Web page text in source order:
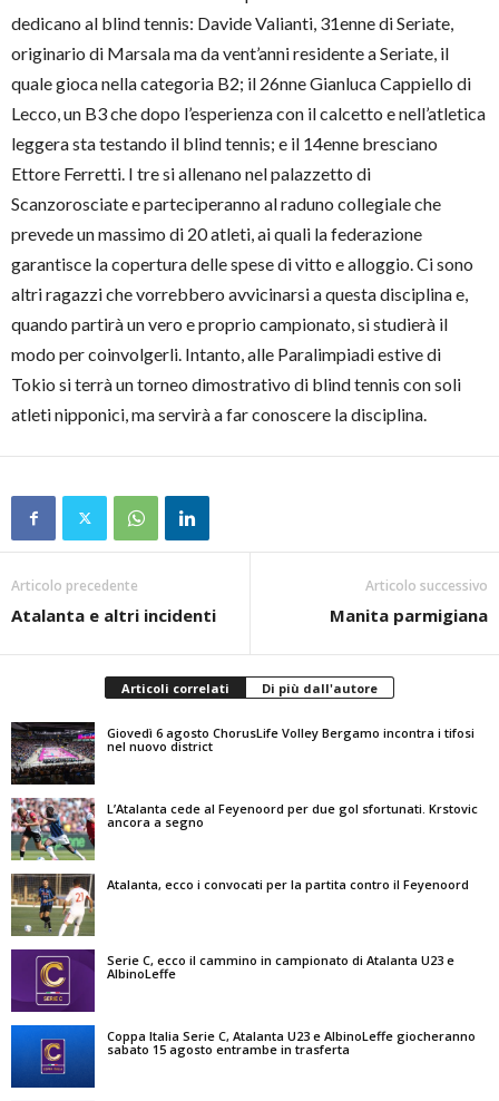
dedicano al blind tennis: Davide Valianti, 31enne di Seriate,
originario di Marsala ma da vent’anni residente a Seriate, il
quale gioca nella categoria B2; il 26nne Gianluca Cappiello di
Lecco, un B3 che dopo l’esperienza con il calcetto e nell’atletica
leggera sta testando il blind tennis; e il 14enne bresciano
Ettore Ferretti. I tre si allenano nel palazzetto di
Scanzorosciate e parteciperanno al raduno collegiale che
prevede un massimo di 20 atleti, ai quali la federazione
garantisce la copertura delle spese di vitto e alloggio. Ci sono
altri ragazzi che vorrebbero avvicinarsi a questa disciplina e,
quando partirà un vero e proprio campionato, si studierà il
modo per coinvolgerli. Intanto, alle Paralimpiadi estive di
Tokio si terrà un torneo dimostrativo di blind tennis con soli
atleti nipponici, ma servirà a far conoscere la disciplina.
Articolo precedente
Atalanta e altri incidenti
Articolo successivo
Manita parmigiana
Articoli correlati Di più dall'autore
Giovedì 6 agosto ChorusLife Volley Bergamo incontra i tifosi
nel nuovo district
L’Atalanta cede al Feyenoord per due gol sfortunati. Krstovic
ancora a segno
Atalanta, ecco i convocati per la partita contro il Feyenoord
Serie C, ecco il cammino in campionato di Atalanta U23 e
AlbinoLeffe
Coppa Italia Serie C, Atalanta U23 e AlbinoLeffe giocheranno
sabato 15 agosto entrambe in trasferta